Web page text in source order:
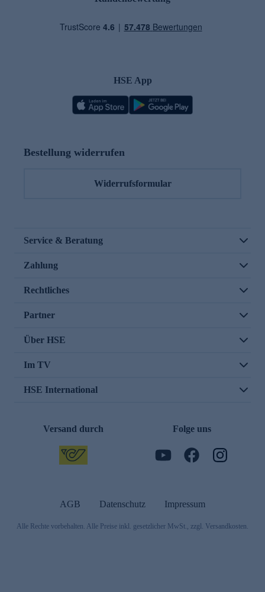
HSE App
Bestellung widerrufen
Widerrufsformular
Service & Beratung
Zahlung
Rechtliches
Partner
Über HSE
Im TV
HSE International
Versand durch Folge uns
AGB Datenschutz Impressum
Alle Rechte vorbehalten. Alle Preise inkl. gesetzlicher MwSt., zzgl. Versandkosten.